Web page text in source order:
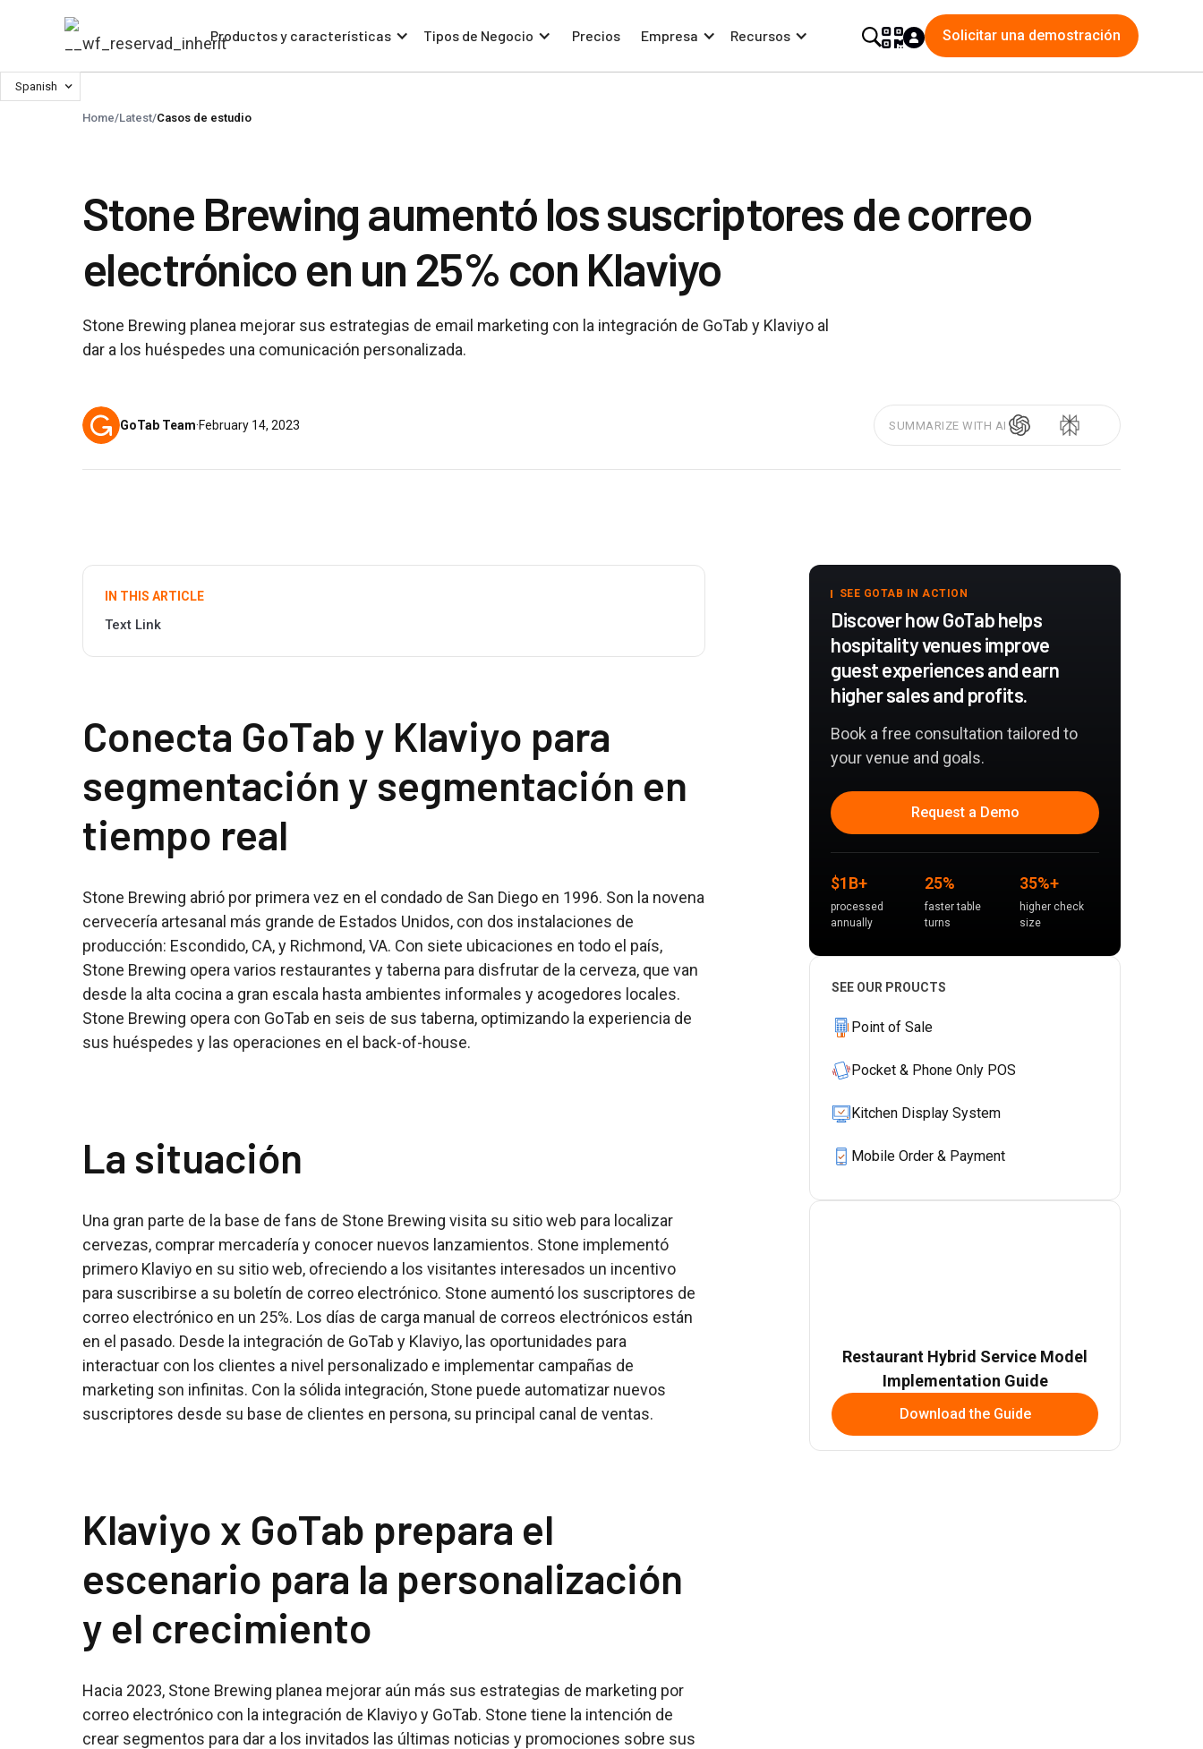
Productos y características Tipos de Negocio Precios Empresa Recursos Solicitar una demostración
Spanish
Home/Latest/Casos de estudio
Stone Brewing aumentó los suscriptores de correo
electrónico en un 25% con Klaviyo
Stone Brewing planea mejorar sus estrategias de email marketing con la integración de GoTab y Klaviyo al
dar a los huéspedes una comunicación personalizada.
GoTab Team·February 14, 2023 SUMMARIZE WITH AI
IN THIS ARTICLE
Text Link
Conecta GoTab y Klaviyo para
segmentación y segmentación en
tiempo real
Stone Brewing abrió por primera vez en el condado de San Diego en 1996. Son la novena
cervecería artesanal más grande de Estados Unidos, con dos instalaciones de
producción: Escondido, CA, y Richmond, VA. Con siete ubicaciones en todo el país,
Stone Brewing opera varios restaurantes y taberna para disfrutar de la cerveza, que van
desde la alta cocina a gran escala hasta ambientes informales y acogedores locales.
Stone Brewing opera con GoTab en seis de sus taberna, optimizando la experiencia de
sus huéspedes y las operaciones en el back-of-house.
La situación
Una gran parte de la base de fans de Stone Brewing visita su sitio web para localizar
cervezas, comprar mercadería y conocer nuevos lanzamientos. Stone implementó
primero Klaviyo en su sitio web, ofreciendo a los visitantes interesados un incentivo
para suscribirse a su boletín de correo electrónico. Stone aumentó los suscriptores de
correo electrónico en un 25%. Los días de carga manual de correos electrónicos están
en el pasado. Desde la integración de GoTab y Klaviyo, las oportunidades para
interactuar con los clientes a nivel personalizado e implementar campañas de
marketing son infinitas. Con la sólida integración, Stone puede automatizar nuevos
suscriptores desde su base de clientes en persona, su principal canal de ventas.
Klaviyo x GoTab prepara el
escenario para la personalización
y el crecimiento
Hacia 2023, Stone Brewing planea mejorar aún más sus estrategias de marketing por
correo electrónico con la integración de Klaviyo y GoTab. Stone tiene la intención de
crear segmentos para dar a los invitados las últimas noticias y promociones sobre sus
SEE GOTAB IN ACTION
Discover how GoTab helps
hospitality venues improve
guest experiences and earn
higher sales and profits.
Book a free consultation tailored to
your venue and goals.
Request a Demo
$1B+
processed
annually
25%
faster table
turns
35%+
higher check
size
SEE OUR PROUCTS
Point of Sale
Pocket & Phone Only POS
Kitchen Display System
Mobile Order & Payment
Restaurant Hybrid Service Model
Implementation Guide
Download the Guide